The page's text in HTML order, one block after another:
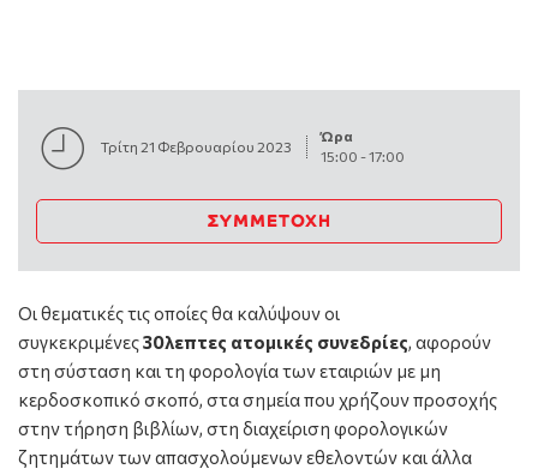
Τρίτη 21 Φεβρουαρίου 2023
Ώρα
15:00 -17:00
ΣΥΜΜΕΤΟΧΉ
Οι θεματικές τις οποίες θα καλύψουν οι
συγκεκριμένες30λεπτες ατομικές συνεδρίες, αφορούν
στη σύσταση και τη φορολογία των εταιριών με μη
κερδοσκοπικό σκοπό, στα σημεία που χρήζουν προσοχής
στην τήρηση βιβλίων, στη διαχείριση φορολογικών
ζητημάτων των απασχολούμενων εθελοντών και άλλα